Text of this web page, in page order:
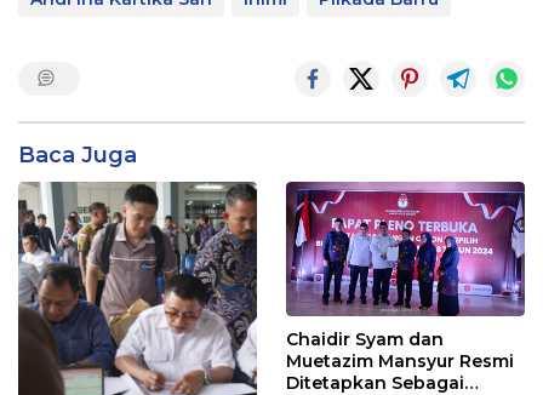
Baca Juga
Chaidir Syam dan
Muetazim Mansyur Resmi
Ditetapkan Sebagai